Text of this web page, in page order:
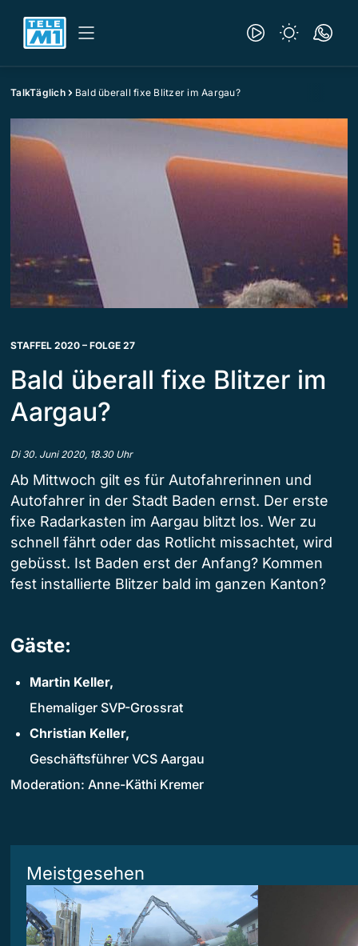
TalkTäglich Bald überall fixe Blitzer im Aargau?
STAFFEL 2020 – FOLGE 27
Bald überall fixe Blitzer im
Aargau?
Di 30. Juni 2020, 18.30 Uhr
Ab Mittwoch gilt es für Autofahrerinnen und
Autofahrer in der Stadt Baden ernst. Der erste
fixe Radarkasten im Aargau blitzt los. Wer zu
schnell fährt oder das Rotlicht missachtet, wird
gebüsst. Ist Baden erst der Anfang? Kommen
fest installierte Blitzer bald im ganzen Kanton?
Gäste:
Martin Keller,
Ehemaliger SVP-Grossrat
Christian Keller,
Geschäftsführer VCS Aargau
Moderation: Anne-Käthi Kremer
Meistgesehen